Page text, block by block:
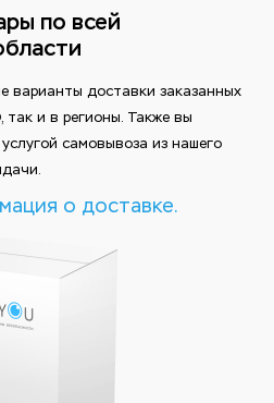
по всей
варианты доставки заказанных
и в регионы. Также вы
самовывоза из нашего
о доставке.